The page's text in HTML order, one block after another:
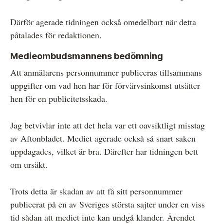
Därför agerade tidningen också omedelbart när detta
påtalades för redaktionen.
Medieombudsmannens bedömning
Att anmälarens personnummer publiceras tillsammans
uppgifter om vad hen har för förvärvsinkomst utsätter
hen för en publicitetsskada.
Jag betvivlar inte att det hela var ett oavsiktligt misstag
av Aftonbladet. Mediet agerade också så snart saken
uppdagades, vilket är bra. Därefter har tidningen bett
om ursäkt.
Trots detta är skadan av att få sitt personnummer
publicerat på en av Sveriges största sajter under en viss
tid sådan att mediet inte kan undgå klander. Ärendet